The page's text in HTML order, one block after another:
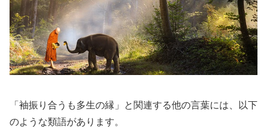
「袖振り合うも多生の縁」と関連する他の言葉には、以下
のような類語があります。